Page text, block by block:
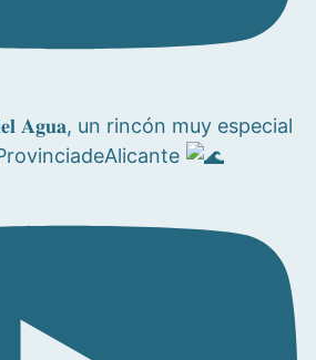
𝐀𝐠𝐮𝐚, un rincón muy especial